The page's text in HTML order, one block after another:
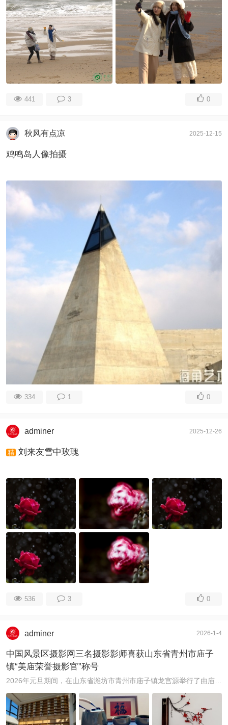
441 3 0
秋风有点凉 2025-12-15
鸡鸣岛人像拍摄
334 1 0
adminer 2025-12-26
精 刘来友雪中玫瑰
536 3 0
adminer 2026-1-4
中国风景区摄影网三名摄影影师喜获山东省青州市庙子
镇“美庙荣誉摄影官”称号